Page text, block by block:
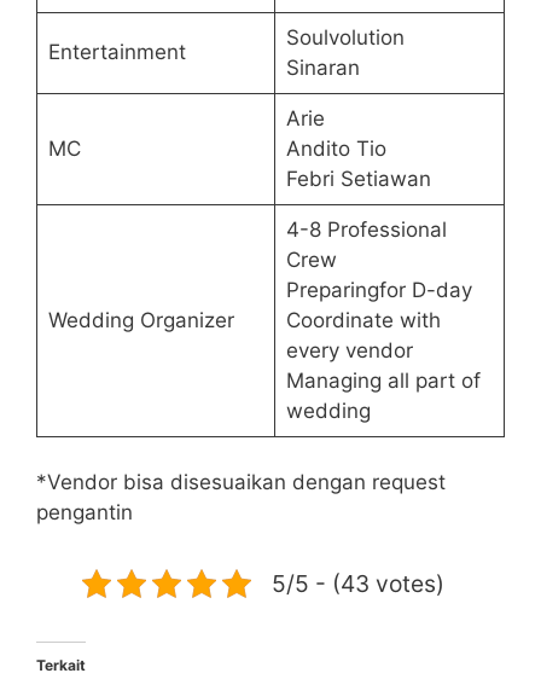
Entertainment
Soulvolution
Sinaran
MC
Arie
Andito Tio
Febri Setiawan
Wedding Organizer
4-8 Professional
Crew
Preparingfor D-day
Coordinate with
every vendor
Managing all part of
wedding
*Vendor bisa disesuaikan dengan request
pengantin
5/5 - (43 votes)
Terkait